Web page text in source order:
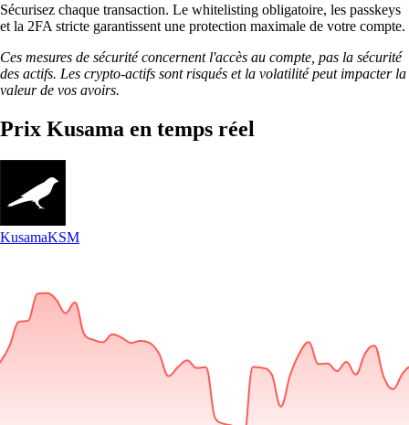
Sécurisez chaque transaction. Le whitelisting obligatoire, les passkeys
et la 2FA stricte garantissent une protection maximale de votre compte.
Ces mesures de sécurité concernent l'accès au compte, pas la sécurité
des actifs. Les crypto-actifs sont risqués et la volatilité peut impacter la
valeur de vos avoirs.
Prix Kusama en temps réel
KusamaKSM